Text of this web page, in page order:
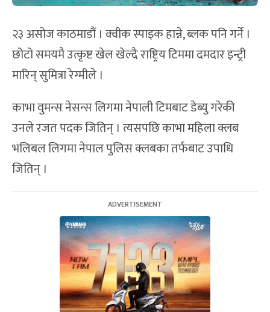
२३ असोज काठमाडौं । क्वीक स्पाइक हान्ने, ब्लक पनि गर्ने ।
छोटो समयमै उत्कृष्ट खेल खेल्दै राष्ट्रिय टिममा दमदार इन्ट्री
मारिन् सुमित्रा रेग्मीले ।
काभा वुमन्स नेसन्स लिगमा नेपाली टिमबाट डेब्यु गरेकी
उनले रजत पदक जितिन् । त्यसपछि काभा महिला क्लब
भलिबल लिगमा नेपाल पुलिस क्लबका तर्फबाट उपाधि
जितिन् ।